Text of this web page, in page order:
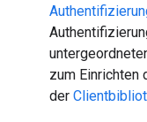
zum Einrichten
der